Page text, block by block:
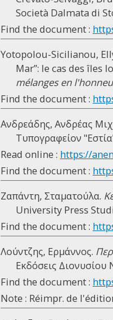
Società Dalmata di
Find the document :
Yotopolou-Sicilianou,
Mar”: le cas des îles
mélanges en
Find the document :
Ανδρεάδης, Ανδρέας
Τυπογραφείον
Read online : https://
Find the document :
Ζαπάντη, Σταματούλα.
University Press
Find the document :
Λούντζης, Ερμάννος.
Εκδόσεις Διονυσίου
Find the document :
Note : Réimpr. de